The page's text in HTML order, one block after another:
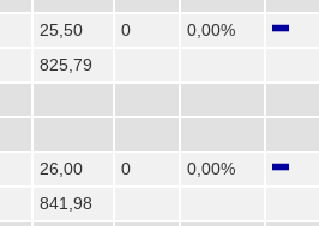
25,50 0
0,00%
825,79
26,00 0
0,00%
841,98